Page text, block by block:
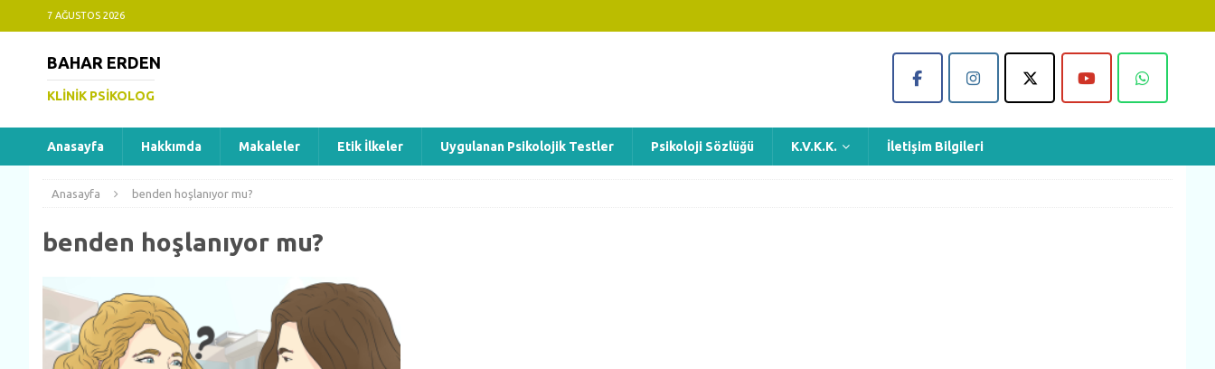
7 AĞUSTOS 2026
BAHAR ERDEN
KLINIK PSIKOLOG
Anasayfa Hakkımda Makaleler Etik İlkeler Uygulanan Psikolojik Testler Psikoloji Sözlüğü K.V.K.K. İletişim Bilgileri
Anasayfa benden hoşlanıyor mu?
benden hoşlanıyor mu?